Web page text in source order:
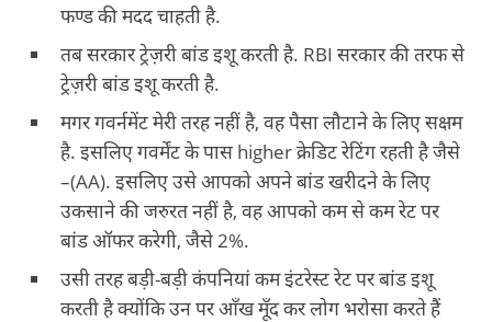
फण्ड की मदद चाहती है.
तब सरकार ट्रेज़री बांड इशू करती है. RBI सरकार की तरफ से
ट्रेज़री बांड इशू करती है.
मगर गवर्नमेंट मेरी तरह नहीं है, वह पैसा लौटाने के लिए सक्षम
है. इसलिए गवर्मेंट के पास higher क्रेडिट रेटिंग रहती है जैसे
–(AA). इसलिए उसे आपको अपने बांड खरीदने के लिए
उकसाने की जरुरत नहीं है, वह आपको कम से कम रेट पर
बांड ऑफर करेगी, जैसे 2%.
उसी तरह बड़ी-बड़ी कंपनियां कम इंटरेस्ट रेट पर बांड इशू
करती है क्योंकि उन पर आँख मूँद कर लोग भरोसा करते हैं